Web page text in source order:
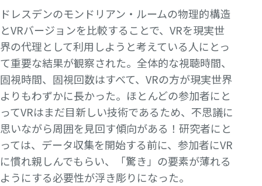
ドレスデンのモンドリアン・ルームの物理的構造
とVRバージョンを比較することで、VRを現実世
界の代理として利用しようと考えている人にとっ
て重要な結果が観察された。全体的な視聴時間、
固視時間、固視回数はすべて、VRの方が現実世界
よりもわずかに長かった。ほとんどの参加者にと
ってVRはまだ目新しい技術であるため、不思議に
思いながら周囲を見回す傾向がある！研究者にと
っては、データ収集を開始する前に、参加者にVR
に慣れ親しんでもらい、「驚き」の要素が薄れる
ようにする必要性が浮き彫りになった。